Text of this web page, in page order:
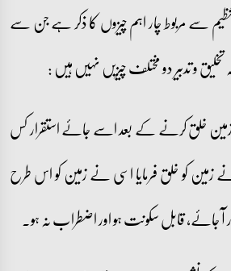
سے مربوط چار اہم چیزوں کا ذکر ہے جن سے
و تدبیر دو مختلف چیزیں نہیں ہیں :
خلق کرنے کے بعد اسے جائے استقرار کس
کو خلق فرمایا اسی نے زمین کو اس طرح
آ جائے، قابل سکونت ہو اور اضطراب نہ ہو۔